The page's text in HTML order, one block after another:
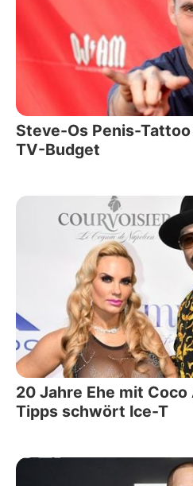
Steve-Os Penis-
TV-Budget
20 Jahre Ehe mit
Tipps schwört Ice-T